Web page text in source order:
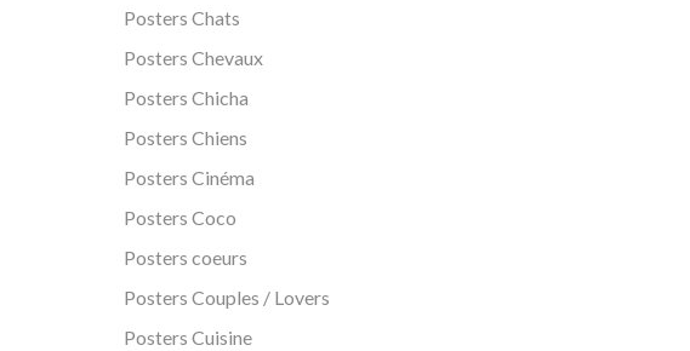
Posters Chats
Posters Chevaux
Posters Chicha
Posters Chiens
Posters Cinéma
Posters Coco
Posters coeurs
Posters Couples / Lovers
Posters Cuisine